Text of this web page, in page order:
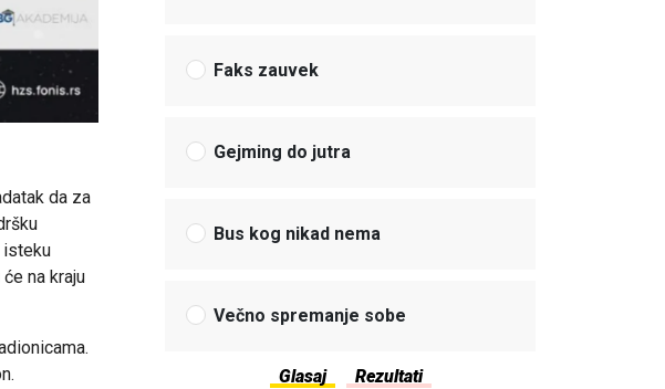
da za
isteku
na kraju
Faks zauvek
Gejming do jutra
Bus kog nikad nema
Večno spremanje sobe